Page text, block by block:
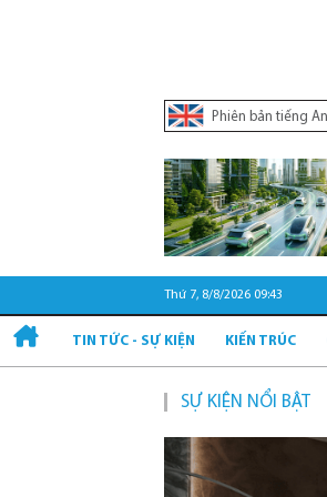
Phiên bản tiếng
Thứ 7, 8/8/2026 09:43
TIN TỨC - SỰ KIỆN KIẾN TRÚC
SỰ KIỆN NỔI BẬT